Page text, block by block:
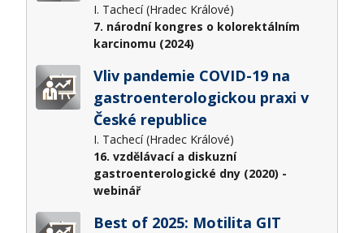
I. Tachecí (Hradec Králové)
7. národní kongres o kolorektálním
karcinomu (2024)
Vliv pandemie COVID-19 na
gastroenterologickou praxi v
České republice
I. Tachecí (Hradec Králové)
16. vzdělávací a diskuzní
gastroenterologické dny (2020) -
webinář
Best of 2025: Motilita GIT